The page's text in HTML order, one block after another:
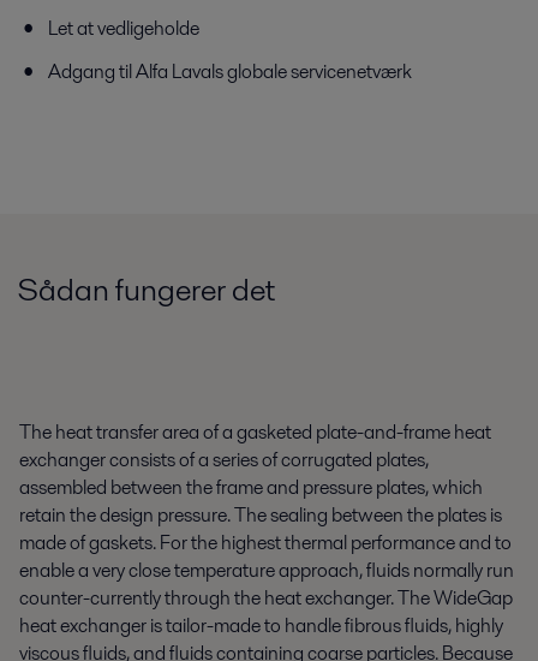
Ferskvand
Forarbejdning af drikkevarer
Ønsker du at reducere energi- og vandforbruget samt forbedre hygiejnen
og produktkvaliteten? Alfa Lavals udstyr og løsninger til
drikkevareforarbejdning kan hjælpe dig.
Vis mere
Let at vedligeholde
Adgang til Alfa Lavals globale servicenetværk
Sådan fungerer det
The heat transfer area of a gasketed plate-and-frame heat
exchanger consists of a series of corrugated plates,
assembled between the frame and pressure plates, which
retain the design pressure. The sealing between the plates is
made of gaskets. For the highest thermal performance and to
enable a very close temperature approach, fluids normally run
counter-currently through the heat exchanger. The WideGap
heat exchanger is tailor-made to handle fibrous fluids, highly
viscous fluids, and fluids containing coarse particles. Because